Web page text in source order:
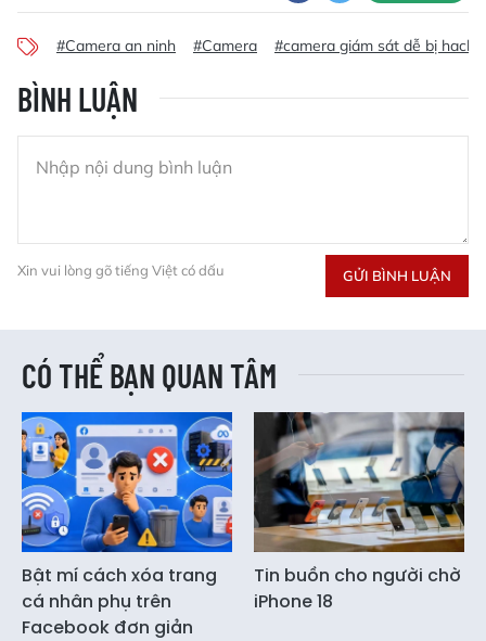
#Camera an ninh #Camera #camera giám sát dễ bị hack
BÌNH LUẬN
Xin vui lòng gõ tiếng Việt có dấu GỬI BÌNH LUẬN
CÓ THỂ BẠN QUAN TÂM
Bật mí cách xóa trang
cá nhân phụ trên
Facebook đơn giản
Tin buồn cho người chờ
iPhone 18